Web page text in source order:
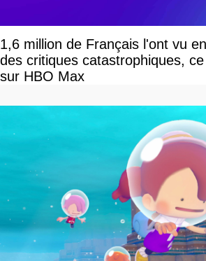
1,6 million de Français l'ont vu
des critiques catastrophiques,
sur HBO Max